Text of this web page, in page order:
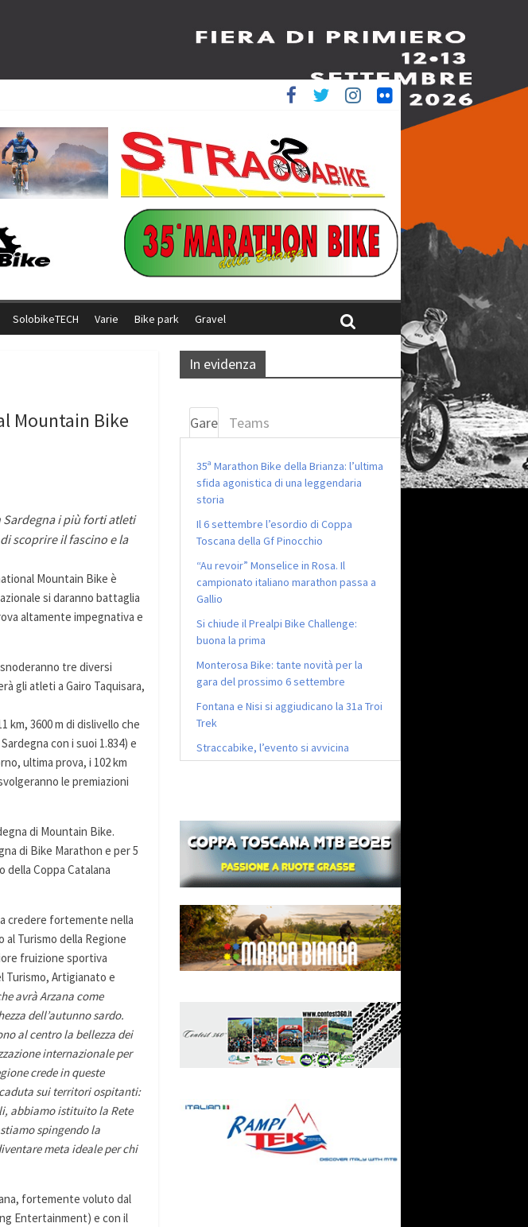
Signorelli 5^ la migliore tra gli italiani
di una leggendaria storia
a Monteceneri
SolobikeTECH Varie Bike park Gravel
Mountain Bike
Sardegna i più forti atleti
scoprire il fascino e la
Mountain Bike è
si daranno battaglia
altamente impegnativa e
tre diversi
gli atleti a Gairo Taquisara,
km, 3600 m di dislivello che
con i suoi 1.834) e
ultima prova, i 102 km
le premiazioni
di Mountain Bike.
di Bike Marathon e per 5
della Coppa Catalana
credere fortemente nella
Turismo della Regione
fruizione sportiva
Turismo, Artigianato e
avrà Arzana come
dell’autunno sardo.
al centro la bellezza dei
internazionale per
crede in queste
sui territori ospitanti:
abbiamo istituito la Rete
spingendo la
meta ideale per chi
fortemente voluto dal
Entertainment) e con il
In evidenza
Gare Teams
35ª Marathon Bike della Brianza: l’ultima
sfida agonistica di una leggendaria
storia
Il 6 settembre l’esordio di Coppa
Toscana della Gf Pinocchio
“Au revoir” Monselice in Rosa. Il
campionato italiano marathon passa a
Gallio
Si chiude il Prealpi Bike Challenge:
buona la prima
Monterosa Bike: tante novità per la
gara del prossimo 6 settembre
Fontana e Nisi si aggiudicano la 31a Troi
Trek
Straccabike, l’evento si avvicina